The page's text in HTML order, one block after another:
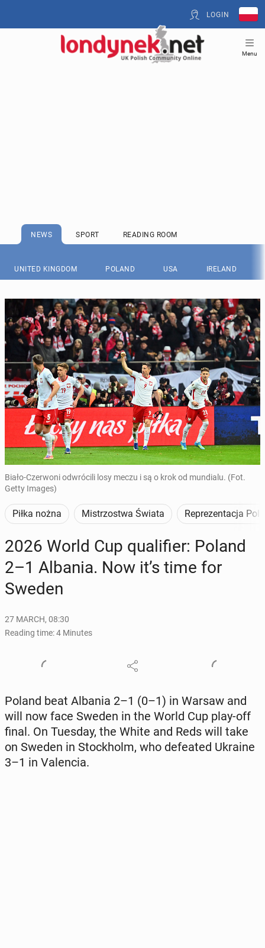
LOGIN
Menu
NEWS SPORT READING ROOM
UNITED KINGDOM POLAND USA IRELAND
Biało-Czerwoni odwrócili losy meczu i są o krok od mundialu. (Fot.
Getty Images)
Piłka nożna Mistrzostwa Świata Reprezentacja
2026 World Cup qual­i­fi­er: Poland
2–1 Albania. Now it’s time for
Sweden
27 MARCH, 08:30
Reading time: 4 Minutes
Poland beat Albania 2–1 (0–1) in Warsaw and
will now face Sweden in the World Cup play-off
final. On Tuesday, the White and Reds will take
on Sweden in Stock­holm, who de­feat­ed Ukraine
3–1 in Va­len­cia.